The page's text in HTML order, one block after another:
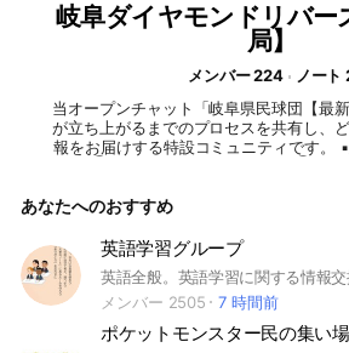
岐阜ダイヤモンドリバー
局】
メンバー 224
ノート
当オープンチャット「岐阜県民球団【最
が立ち上がるまでのプロセスを共有し、
報をお届けする特設コミュニティです。 ▪️当グループでの発信
あなたへのおすすめ
英語学習グループ
メンバー 2505
7 時間前
ポケットモンスター民の集い場